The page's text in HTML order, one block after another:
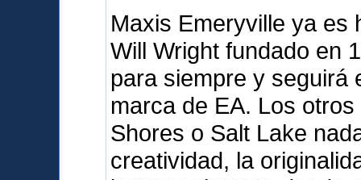
Maxis Emeryville ya es
Will Wright fundado en
para siempre y seguirá
marca de EA. Los
Shores o Salt Lake
creatividad, la